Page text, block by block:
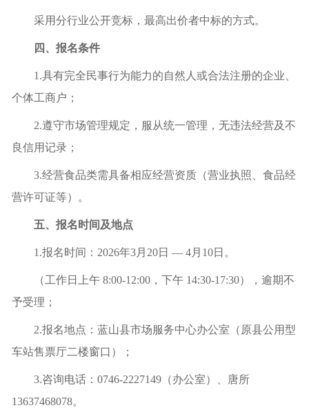
采用分行业公开竞标，最高出价者中标的方式。
四、报名条件
1.具有完全民事行为能力的自然人或合法注册的企业、
个体工商户；
2.遵守市场管理规定，服从统一管理，无违法经营及不
良信用记录；
3.经营食品类需具备相应经营资质（营业执照、食品经
营许可证等）。
五、报名时间及地点
1.报名时间：2026年3月20日 — 4月10日。
（工作日上午 8:00-12:00，下午 14:30-17:30），逾期不
予受理；
2.报名地点：蓝山县市场服务中心办公室（原县公用型
车站售票厅二楼窗口）；
3.咨询电话：0746-2227149（办公室）、唐所
13637468078。